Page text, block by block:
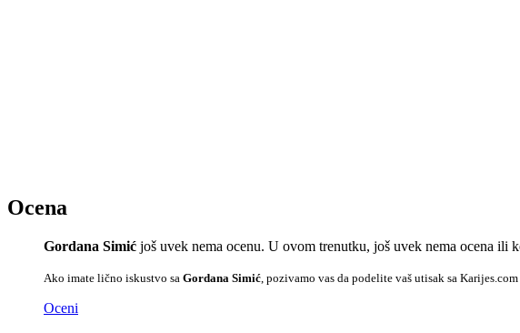
Ocena
Gordana Simić još uvek nema ocenu. U ovom trenutku, još uvek nema ocena ili
Ako imate lično iskustvo sa Gordana Simić , pozivamo vas da podelite vaš utisak sa
Oceni